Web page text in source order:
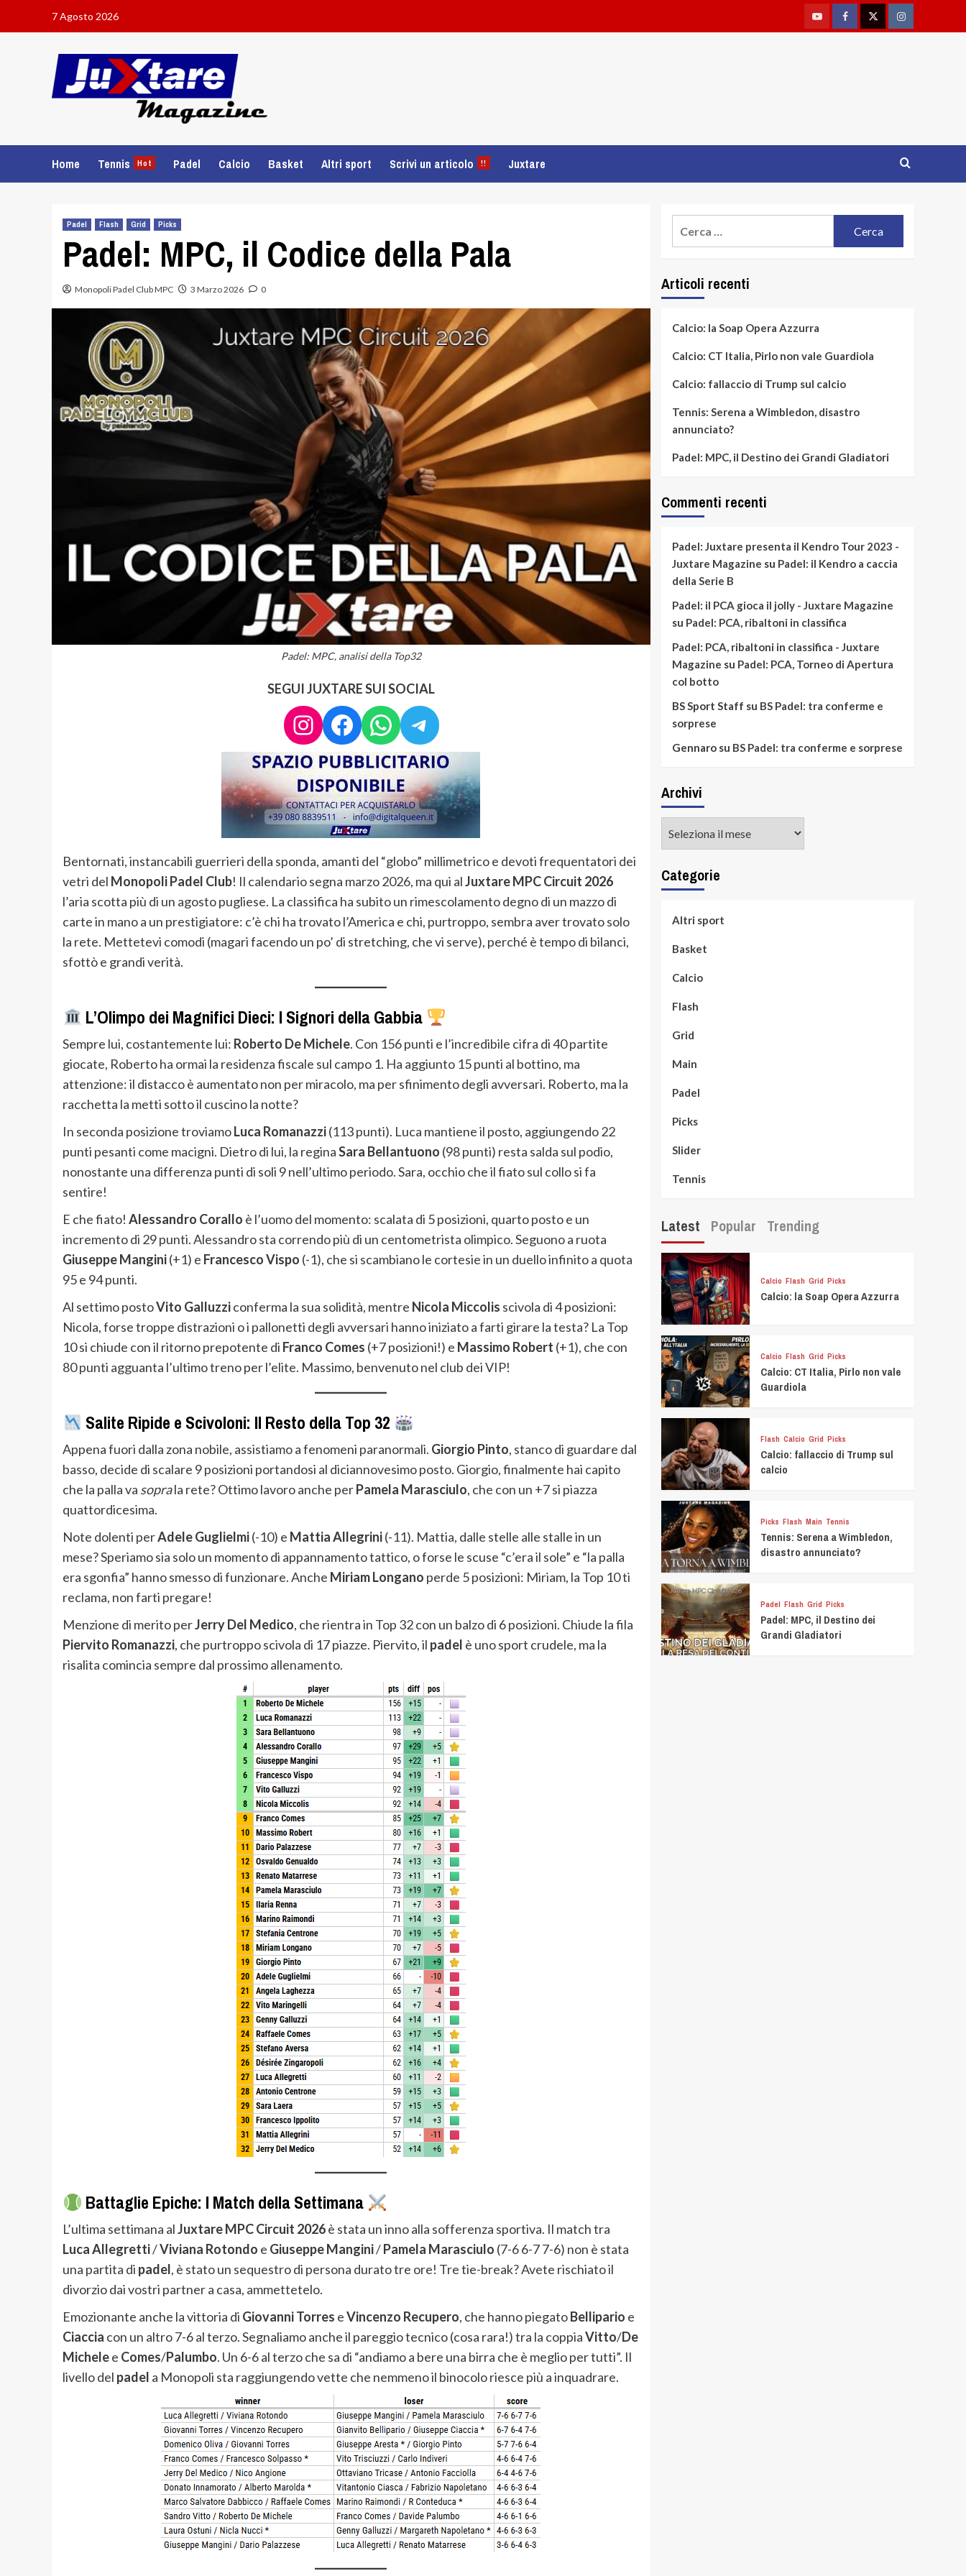
7 Agosto 2026
YoutubeFacebookTwitterInstagram
Home Tennis Hot Padel Calcio Basket Altri sport Scrivi un articolo !! Juxtare
Padel Flash Grid Picks
Padel: MPC, il Codice della Pala
Monopoli Padel Club MPC 3 Marzo 2026 0
Padel: MPC, analisi della Top32
SEGUI JUXTARE SUI SOCIAL
Instagram
Facebook
WhatsApp
Telegram
Bentornati, instancabili guerrieri della sponda, amanti del “globo” millimetrico e devoti frequentatori dei
vetri del Monopoli Padel Club! Il calendario segna marzo 2026, ma qui alJuxtare MPC Circuit 2026
l’aria scotta più di un agosto pugliese. La classifica ha subito un rimescolamento degno di un mazzo di
carte in mano a un prestigiatore: c’è chi ha trovato l’America e chi, purtroppo, sembra aver trovato solo
la rete. Mettetevi comodi (magari facendo un po’ di stretching, che vi serve), perché è tempo di bilanci,
sfottò e grandi verità.
L’Olimpo dei Magnifici Dieci: I Signori della Gabbia
Sempre lui, costantemente lui: Roberto De Michele. Con 156 punti e l’incredibile cifra di 40 partite
giocate, Roberto ha ormai la residenza fiscale sul campo 1. Ha aggiunto 15 punti al bottino, ma
attenzione: il distacco è aumentato non per miracolo, ma per sfinimento degli avversari. Roberto, ma la
racchetta la metti sotto il cuscino la notte?
In seconda posizione troviamoLuca Romanazzi(113 punti). Luca mantiene il posto, aggiungendo 22
punti pesanti come macigni. Dietro di lui, la reginaSara Bellantuono (98 punti) resta salda sul podio,
nonostante una differenza punti di soli 9 nell’ultimo periodo. Sara, occhio che il fiato sul collo si fa
sentire!
E che fiato! Alessandro Corallo è l’uomo del momento: scalata di 5 posizioni, quarto posto e un
incremento di 29 punti. Alessandro sta correndo più di un centometrista olimpico. Seguono a ruota
Giuseppe Mangini(+1) e Francesco Vispo (-1), che si scambiano le cortesie in un duello infinito a quota
95 e 94 punti.
Al settimo postoVito Galluzziconferma la sua solidità, mentre Nicola Miccolis scivola di 4 posizioni:
Nicola, forse troppe distrazioni o i pallonetti degli avversari hanno iniziato a farti girare la testa? La Top
10 si chiude con il ritorno prepotente di Franco Comes (+7 posizioni!) e Massimo Robert (+1), che con
80 punti agguanta l’ultimo treno per l’elite. Massimo, benvenuto nel club dei VIP!
Salite Ripide e Scivoloni: Il Resto della Top 32
Appena fuori dalla zona nobile, assistiamo a fenomeni paranormali. Giorgio Pinto, stanco di guardare dal
basso, decide di scalare 9 posizioni portandosi al diciannovesimo posto. Giorgio, finalmente hai capito
che la palla va soprala rete? Ottimo lavoro anche perPamela Marasciulo, che con un +7 si piazza
quattordicesima.
Note dolenti perAdele Guglielmi(-10) e Mattia Allegrini(-11). Mattia, dalle stelle alle stalle in un
mese? Speriamo sia solo un momento di appannamento tattico, o forse le scuse “c’era il sole” e “la palla
era sgonfia” hanno smesso di funzionare. Anche Miriam Longano perde 5 posizioni: Miriam, la Top 10 ti
reclama, non farti pregare!
Menzione di merito perJerry Del Medico, che rientra in Top 32 con un balzo di 6 posizioni. Chiude la fila
Piervito Romanazzi, che purtroppo scivola di 17 piazze. Piervito, il padel è uno sport crudele, ma la
risalita comincia sempre dal prossimo allenamento.
Battaglie Epiche: I Match della Settimana
L’ultima settimana alJuxtare MPC Circuit 2026è stata un inno alla sofferenza sportiva. Il match tra
Luca Allegretti/Viviana Rotondo e Giuseppe Mangini/Pamela Marasciulo (7-6 6-7 7-6) non è stata
una partita di padel, è stato un sequestro di persona durato tre ore! Tre tie-break? Avete rischiato il
divorzio dai vostri partner a casa, ammettetelo.
Emozionante anche la vittoria di Giovanni Torres eVincenzo Recupero, che hanno piegatoBellipario e
Ciaccia con un altro 7-6 al terzo. Segnaliamo anche il pareggio tecnico (cosa rara!) tra la coppiaVitto/De
Michelee Comes/Palumbo. Un 6-6 al terzo che sa di “andiamo a bere una birra che è meglio per tutti”. Il
livello del padel a Monopoli sta raggiungendo vette che nemmeno il binocolo riesce più a inquadrare.
Articoli recenti
Calcio: la Soap Opera Azzurra
Calcio: CT Italia, Pirlo non vale Guardiola
Calcio: fallaccio di Trump sul calcio
Tennis: Serena a Wimbledon, disastro
annunciato?
Padel: MPC, il Destino dei Grandi Gladiatori
Commenti recenti
Padel: Juxtare presenta il Kendro Tour 2023 -
Juxtare Magazine su Padel: il Kendro a caccia
della Serie B
Padel: il PCA gioca il jolly - Juxtare Magazine
su Padel: PCA, ribaltoni in classifica
Padel: PCA, ribaltoni in classifica - Juxtare
Magazine su Padel: PCA, Torneo di Apertura
col botto
BS Sport Staff su BS Padel: tra conferme e
sorprese
Gennarosu BS Padel: tra conferme e sorprese
Archivi
Categorie
Altri sport
Basket
Calcio
Flash
Grid
Main
Padel
Picks
Slider
Tennis
Latest Popular Trending
Calcio Flash Grid Picks
Calcio: la Soap Opera Azzurra
Calcio Flash Grid Picks
Calcio: CT Italia, Pirlo non vale
Guardiola
Flash Calcio Grid Picks
Calcio: fallaccio di Trump sul
calcio
Picks Flash Main Tennis
Tennis: Serena a Wimbledon,
disastro annunciato?
Padel Flash Grid Picks
Padel: MPC, il Destino dei
Grandi Gladiatori